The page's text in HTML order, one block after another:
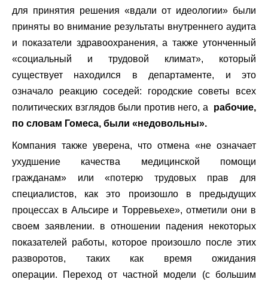
для принятия решения «вдали от идеологии» были
приняты во внимание результаты внутреннего аудита
и показатели здравоохранения, а также утонченный
«социальный и трудовой климат», который
существует находился в департаменте, и это
означало реакцию соседей: городские советы всех
политических взглядов были против него, а
рабочие,
по словам Гомеса, были «недовольны».
Компания также уверена, что отмена «не означает
ухудшение качества медицинской помощи
гражданам» или «потерю трудовых прав для
специалистов, как это произошло в предыдущих
процессах в Альсире и Торревьехе», отметили они в
своем заявлении. в отношении падения некоторых
показателей работы, которое произошло после этих
разворотов, таких как время ожидания
операции. Переход от частной модели (с большим